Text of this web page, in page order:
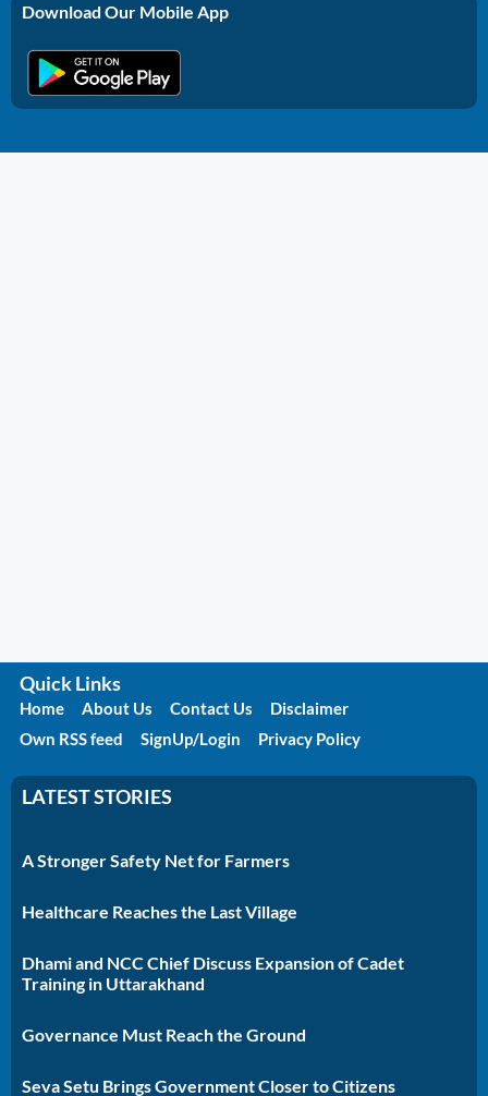
Download Our Mobile App
Quick Links
Home About Us Contact Us
Disclaimer
Own RSS feed
SignUp/Login Privacy Policy
LATEST STORIES
A Stronger Safety Net for Farmers
Healthcare Reaches the Last Village
Dhami and NCC Chief Discuss Expansion of Cadet
Training in Uttarakhand
Governance Must Reach the Ground
Seva Setu Brings Government Closer to Citizens